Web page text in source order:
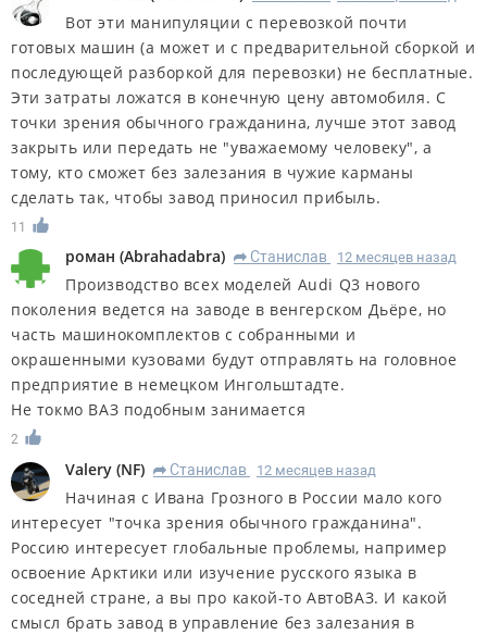
Вот эти манипуляции с перевозкой почти
готовых машин (а может и с предварительной сборкой и
последующей разборкой для перевозки) не бесплатные.
Эти затраты ложатся в конечную цену автомобиля. С
точки зрения обычного гражданина, лучше этот завод
закрыть или передать не "уважаемому человеку", а
тому, кто сможет без залезания в чужие карманы
сделать так, чтобы завод приносил прибыль.
11
роман (Abrahadabra) R Станислав 12 месяцев назад
Производство всех моделей Audi Q3 нового
поколения ведется на заводе в венгерском Дьёре, но
часть машинокомплектов с собранными и
окрашенными кузовами будут отправлять на головное
предприятие в немецком Ингольштадте.
Не токмо ВАЗ подобным занимается
2
Valery (NF) R Станислав 12 месяцев назад
Начиная с Ивана Грозного в России мало кого
интересует "точка зрения обычного гражданина".
Россию интересует глобальные проблемы, например
освоение Арктики или изучение русского языка в
соседней стране, а вы про какой-то АвтоВАЗ. И какой
смысл брать завод в управление без залезания в